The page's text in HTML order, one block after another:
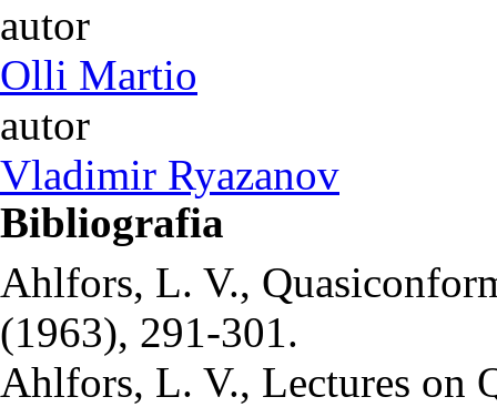
autor
Olli Martio
autor
Vladimir Ryazanov
Bibliografia
Ahlfors, L. V.,
(1963), 291-301.
Ahlfors, L. V., Lectures on